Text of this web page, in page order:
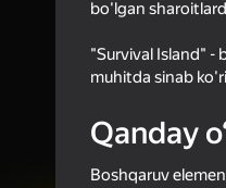
bo'lgan
"Survival Island" -
muhitda sinab
Qanday
Boshqaruv